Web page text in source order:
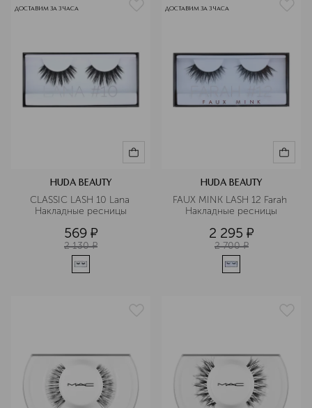
ДОСТАВИМ ЗА 3 ЧАСА
HUDA BEAUTY
CLASSIC LASH 10 Lana
Накладные ресницы
569 ¤
2 130 ¤
ДОСТАВИМ ЗА 3 ЧАСА
HUDA BEAUTY
FAUX MINK LASH 12 Farah
Накладные ресницы
2 295 ¤
2 700 ¤